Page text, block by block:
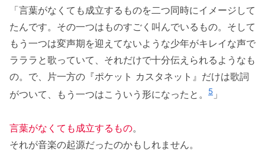
「言葉がなくても成立するものを二つ同時にイメージして
たんです。その一つはものすごく叫んでいるもの。そして
もう一つは変声期を迎えてないような少年がキレイな声で
ラララと歌っていて、それだけで十分伝えられるようなも
の。で、片一方の『ポケット カスタネット』だけは歌詞
がついて、もう一つはこういう形になったと。
5 」
言葉がなくても成立するもの。
それが音楽の起源だったのかもしれません。